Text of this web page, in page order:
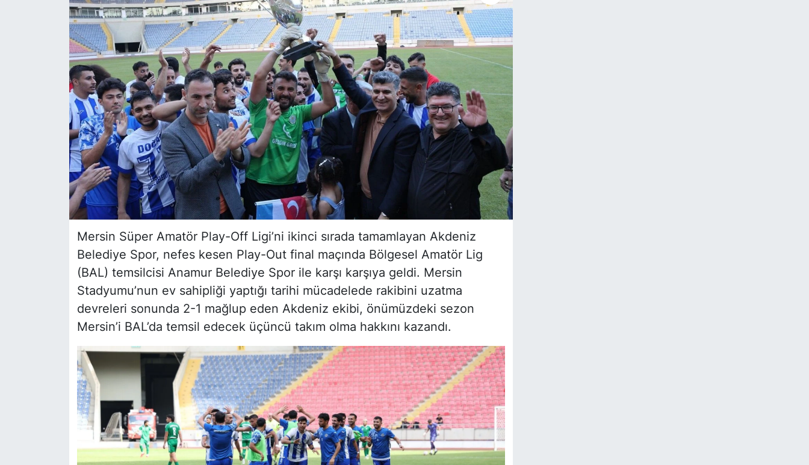
Mersin Süper Amatör Play-Off Ligi’ni ikinci sırada tamamlayan Akdeniz
Belediye Spor, nefes kesen Play-Out final maçında Bölgesel Amatör Lig
(BAL) temsilcisi Anamur Belediye Spor ile karşı karşıya geldi. Mersin
Stadyumu’nun ev sahipliği yaptığı tarihi mücadelede rakibini uzatma
devreleri sonunda 2-1 mağlup eden Akdeniz ekibi, önümüzdeki sezon
Mersin’i BAL’da temsil edecek üçüncü takım olma hakkını kazandı.
Siyaset
YEREL HABER
Haberde insan
Tanıtım